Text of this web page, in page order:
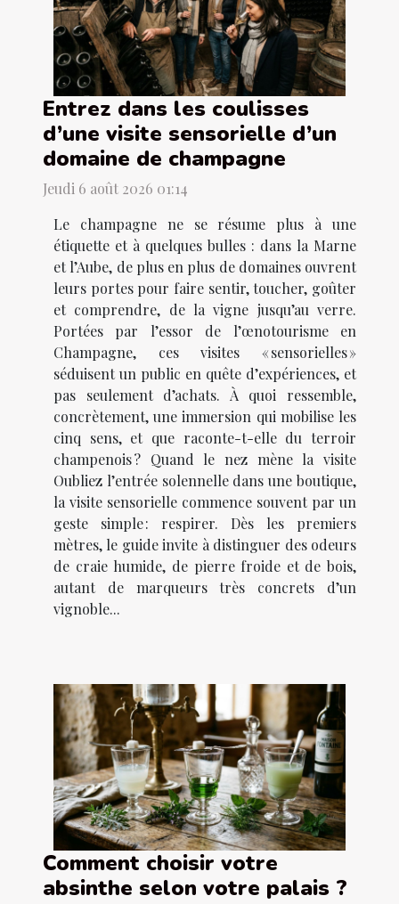
Entrez dans les coulisses
d’une visite sensorielle d’un
domaine de champagne
Jeudi 6 août 2026 01:14
Le champagne ne se résume plus à une
étiquette et à quelques bulles : dans la Marne
et l’Aube, de plus en plus de domaines ouvrent
leurs portes pour faire sentir, toucher, goûter
et comprendre, de la vigne jusqu’au verre.
Portées par l’essor de l’œnotourisme en
Champagne, ces visites « sensorielles »
séduisent un public en quête d’expériences, et
pas seulement d’achats. À quoi ressemble,
concrètement, une immersion qui mobilise les
cinq sens, et que raconte-t-elle du terroir
champenois ? Quand le nez mène la visite
Oubliez l’entrée solennelle dans une boutique,
la visite sensorielle commence souvent par un
geste simple : respirer. Dès les premiers
mètres, le guide invite à distinguer des odeurs
de craie humide, de pierre froide et de bois,
autant de marqueurs très concrets d’un
vignoble...
Comment choisir votre
absinthe selon votre palais ?